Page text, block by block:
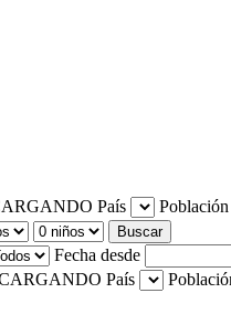
País Población
Buscar
Fecha desde
País